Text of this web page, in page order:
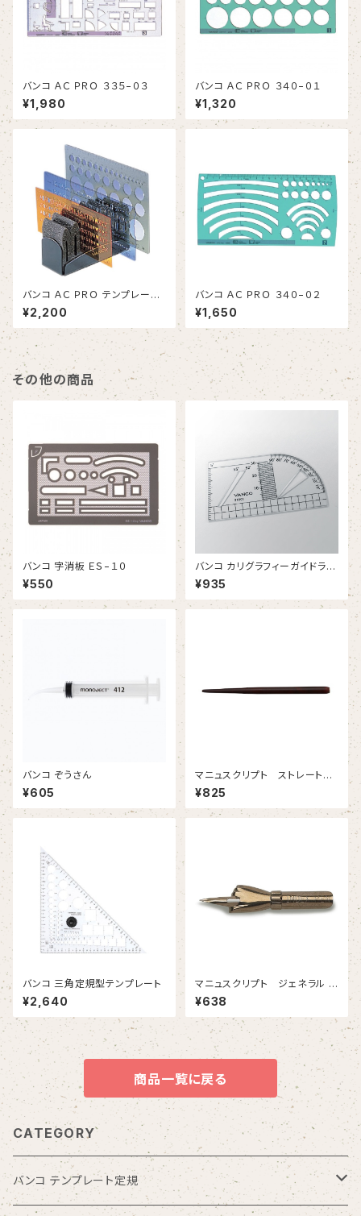
バンコ ＡＣ ＰＲＯ ３３５−０３
¥1,980
バンコ ＡＣ ＰＲＯ ３４０−０１
¥1,320
バンコ ＡＣ ＰＲＯ テンプレート
スタンド
¥2,200
バンコ ＡＣ ＰＲＯ ３４０−０２
¥1,650
その他の商品
バンコ 字消板 ＥＳ−１０
¥550
バンコ カリグラフィーガイドライ
ン定規
¥935
バンコ ぞうさん
¥605
マニュスクリプト ストレートホ
ルダー マホガニー
¥825
バンコ 三角定規型テンプレート
¥2,640
マニュスクリプト ジェネラル イ
ンデックス 2本入
¥638
商品一覧に戻る
CATEGORY
バンコ テンプレート定規